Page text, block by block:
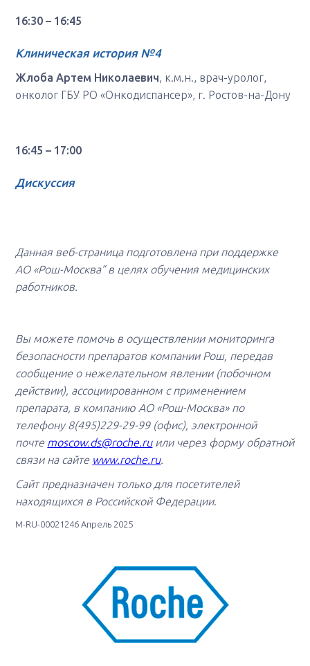
16:30 – 16:45
Клиническая история №4
Жлоба Артем Николаевич, к.м.н., врач-уролог,
онколог ГБУ РО «Онкодиспансер», г. Ростов-на-Дону
16:45 – 17:00
Дискуссия
Данная веб-страница подготовлена при поддержке
АО «Рош-Москва” в целях обучения медицинских
работников.
Вы можете помочь в осуществлении мониторинга
безопасности препаратов компании Рош, передав
сообщение о нежелательном явлении (побочном
действии), ассоциированном с применением
препарата, в компанию АО «Рош-Москва» по
телефону 8(495)229-29-99 (офис), электронной
почте moscow.ds@roche.ruили через форму обратной
связи на сайте www.roche.ru.
Сайт предназначен только для посетителей
находящихся в Российской Федерации.
M-RU-00021246 Апрель 2025